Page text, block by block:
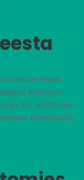
ei ole hissiä.
Kohteen
2:n vesitornin
kännykällä,